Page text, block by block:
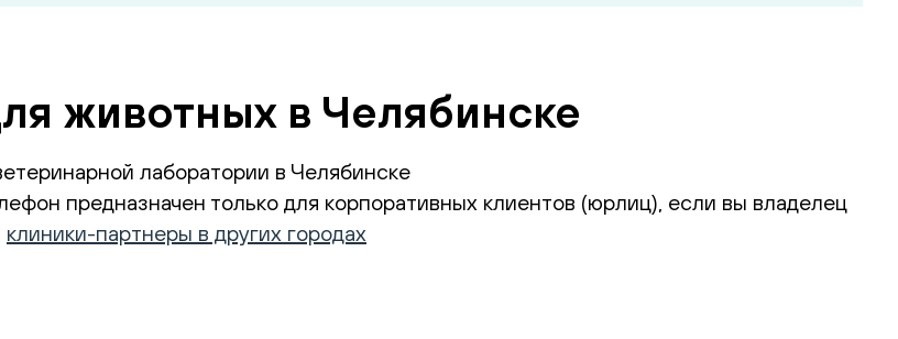
животных в Челябинске
лаборатории в Челябинске
предназначен только для корпоративных клиентов (юрлиц), если вы владелец
клиники-партнеры в других городах